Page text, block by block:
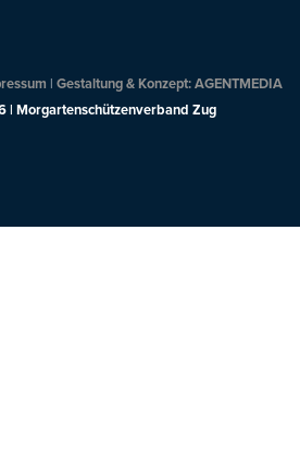
| Gestaltung & Konzept: AGENTMEDIA
| Morgartenschützenverband Zug